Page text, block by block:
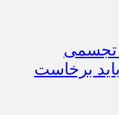
تجسمی
برخاست